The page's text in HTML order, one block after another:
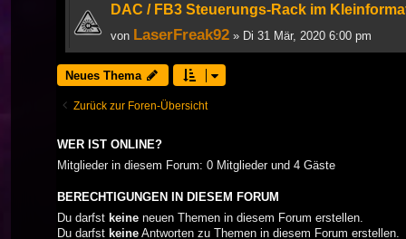
DAC / FB3 Steuerungs-Rack im
von LaserFreak92 » Di 31 Mär, 2020 6:00 pm
Neues Thema
Zurück zur Foren-Übersicht
WER IST ONLINE?
Mitglieder in diesem Forum: 0 Mitglieder und 4 Gäste
BERECHTIGUNGEN IN DIESEM FORUM
Du darfst keine neuen Themen in diesem Forum erstellen.
Du darfst keine Antworten zu Themen in diesem Forum erstellen.